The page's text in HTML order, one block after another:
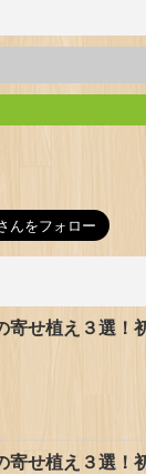
寄せ植え３選！
寄せ植え３選！